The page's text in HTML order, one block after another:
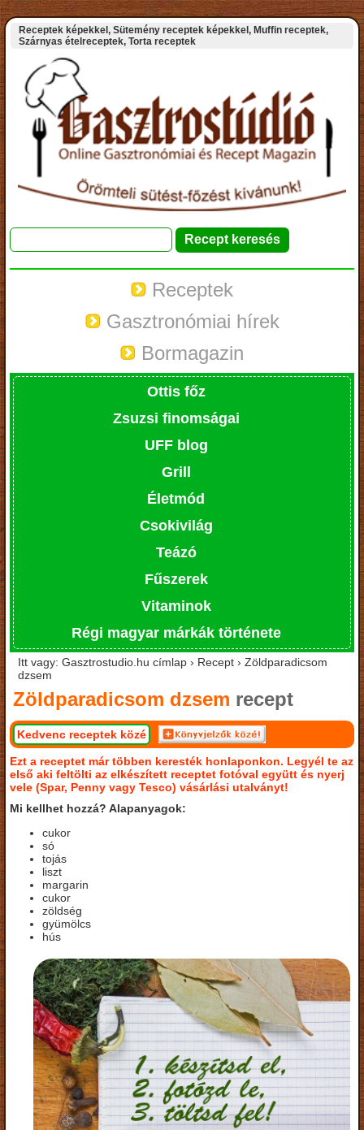
Receptek képekkel, Sütemény receptek képekkel, Muffin receptek,
Szárnyas ételreceptek, Torta receptek
Receptek
Gasztronómiai hírek
Bormagazin
Ottis főz
Zsuzsi finomságai
UFF blog
Grill
Életmód
Csokivilág
Teázó
Fűszerek
Vitaminok
Régi magyar márkák története
Itt vagy: Gasztrostudio.hu címlap › Recept › Zöldparadicsom
dzsem
Zöldparadicsom dzsem recept
Kedvenc receptek közé
Ezt a receptet már többen keresték honlaponkon. Legyél te az
első aki feltölti az elkészített receptet fotóval együtt és nyerj
vele (Spar, Penny vagy Tesco) vásárlási utalványt!
Mi kellhet hozzá? Alapanyagok:
cukor
só
tojás
liszt
margarin
cukor
zöldség
gyümölcs
hús